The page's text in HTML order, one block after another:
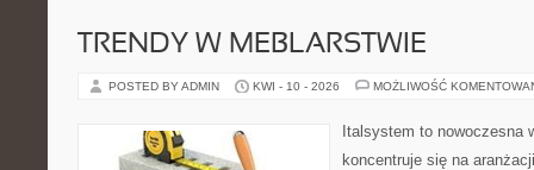
TRENDY W MEBLARSTWIE
POSTED BY ADMIN KWI - 10 - 2026 MOŻLIWOŚĆ
Italsystem to nowoczesna
koncentruje się na